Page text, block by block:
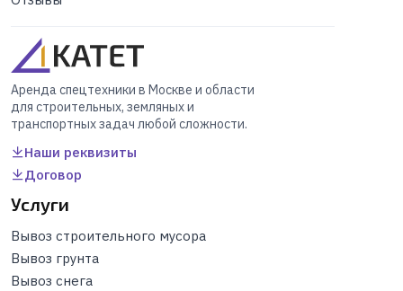
Аренда спецтехники в Москве и области
для строительных, земляных и
транспортных задач любой сложности.
Наши реквизиты
Договор
Услуги
Вывоз строительного мусора
Вывоз грунта
Вывоз снега